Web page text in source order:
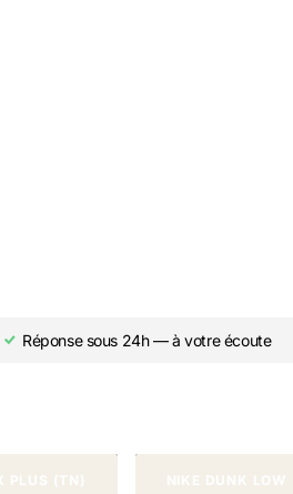
Réponse sous 24h — à votre écoute